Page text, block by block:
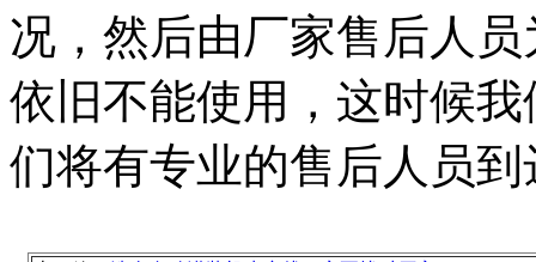
况，然后由厂家售后人
依旧不能使用，这时候
们将有专业的售后人员